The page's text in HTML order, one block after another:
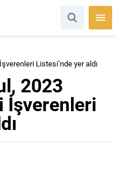
Listesi’nde yer aldı
2023
İşverenleri